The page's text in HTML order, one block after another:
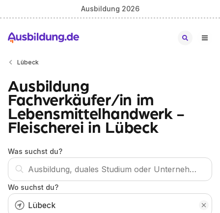
Ausbildung 2026
Lübeck
Ausbildung
Fachverkäufer/in im
Lebensmittelhandwerk -
Fleischerei in Lübeck
Was suchst du?
Wo suchst du?